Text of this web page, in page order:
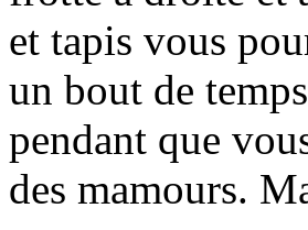
et tapis vous
un bout de
pendant que
des mamours.